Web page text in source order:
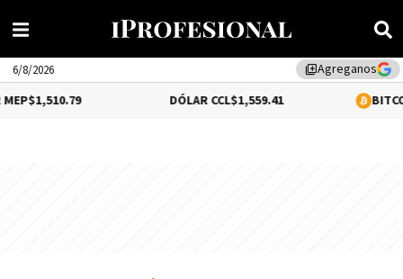
library_addAgreganos
6/8/2026
$1,559.41 0.16%